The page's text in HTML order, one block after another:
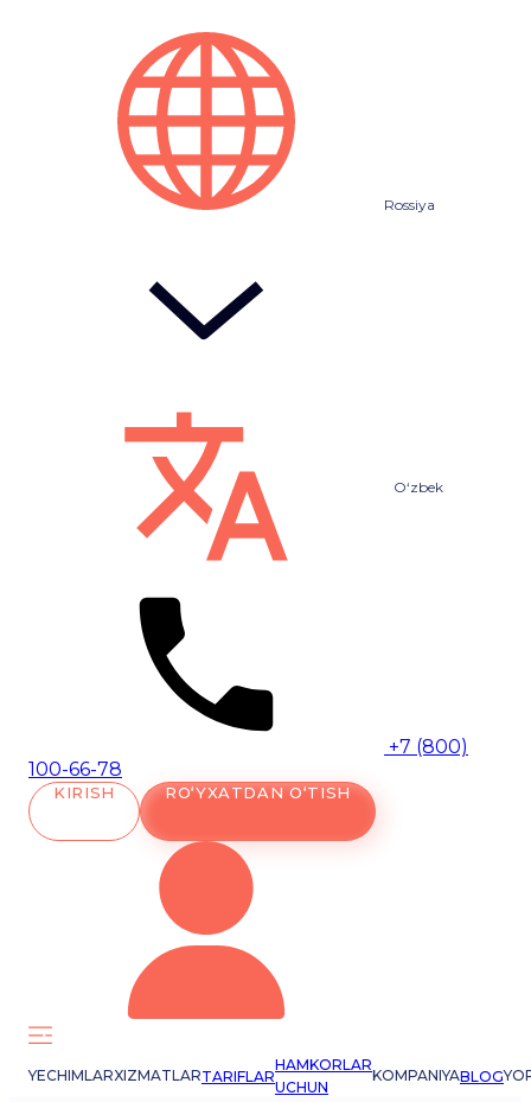
Rossiya
O‘zbek
+7 (800)
100-66-78
KIRISH RO‘YXATDAN O‘TISH
YECHIMLARXIZMATLARTARIFLAR
HAMKORLAR
UCHUN
KOMPANIYABLOG